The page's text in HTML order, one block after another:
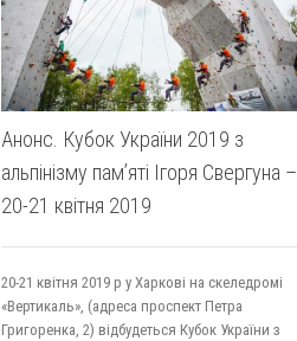
Анонс. Кубок України 2019 з
альпінізму пам’яті Ігоря Свергуна –
20-21 квітня 2019
20-21 квітня 2019 р у Харкові на скеледромі
«Вертикаль», (адреса проспект Петра
Григоренка, 2) відбудеться Кубок України з